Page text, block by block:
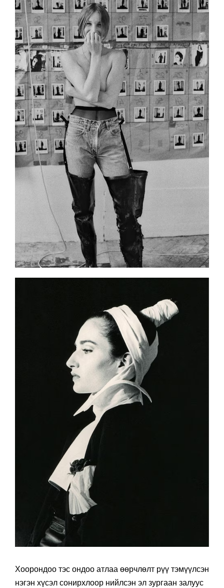
Хоорондоо тэс ондоо атлаа өөрчлөлт рүү тэмүүлсэн
нэгэн хүсэл сонирхлоор нийлсэн эл зургаан залуус